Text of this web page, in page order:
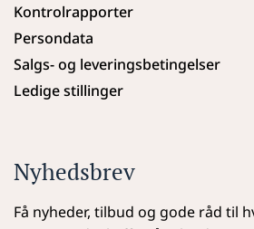
Kontrolrapporter
Persondata
Salgs- og leveringsbetingelser
Ledige stillinger
Nyhedsbrev
Få nyheder, tilbud og gode råd til